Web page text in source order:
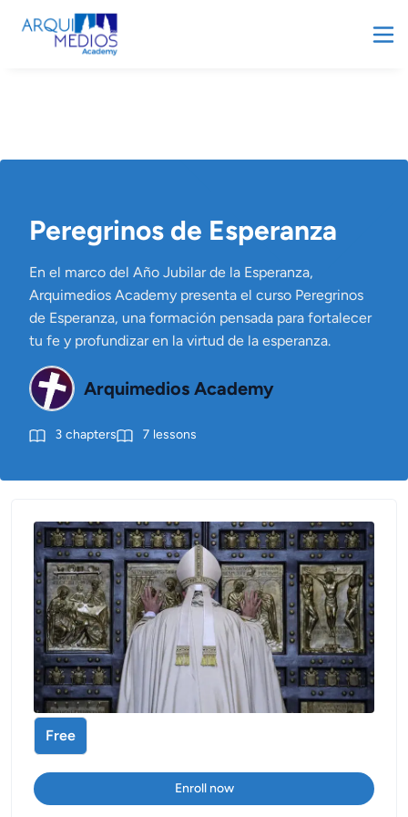
Peregrinos de Esperanza
En el marco del Año Jubilar de la Esperanza,
Arquimedios Academy presenta el curso Peregrinos
de Esperanza, una formación pensada para fortalecer
tu fe y profundizar en la virtud de la esperanza.
Arquimedios Academy
3 chapters 7 lessons
Free
Enroll now